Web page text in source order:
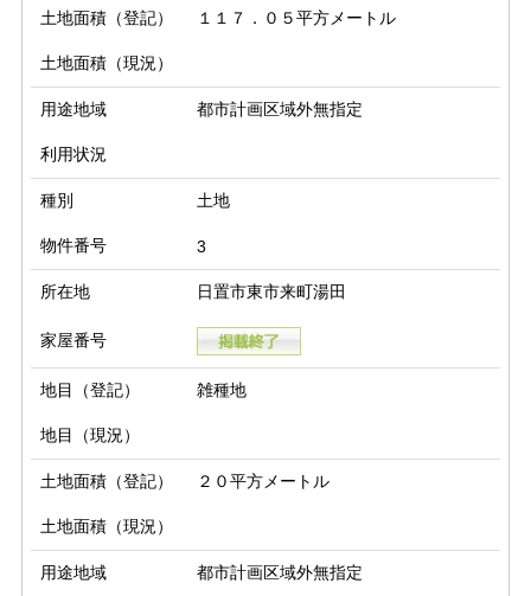
土地面積（登記） １１７．０５平方メートル
土地面積（現況）
用途地域 都市計画区域外無指定
利用状況
種別 土地
物件番号 3
所在地 日置市東市来町湯田
家屋番号
地目（登記） 雑種地
地目（現況）
土地面積（登記） ２０平方メートル
土地面積（現況）
用途地域 都市計画区域外無指定